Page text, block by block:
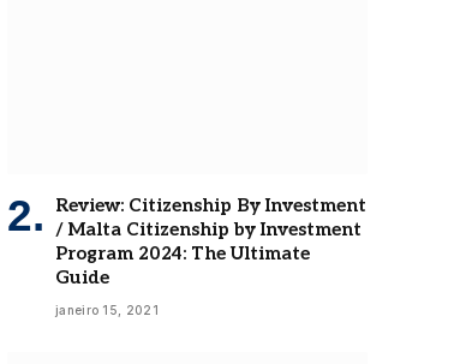
Review: Citizenship By Investment
/ Malta Citizenship by Investment
Program 2024: The Ultimate
Guide
janeiro 15, 2021